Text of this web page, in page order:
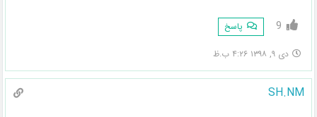
9 پاسخ
دی ۹, ۱۳۹۸ ۴:۲۶ ب.ظ
SH.NM